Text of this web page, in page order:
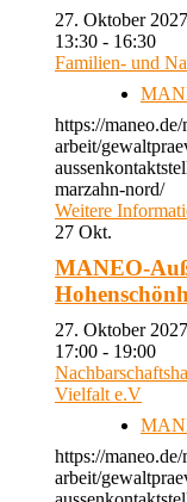
27. Oktober
13:30 - 16:30
Familien- und
https://maneo.de/
arbeit/
marzahn-nord/
Weitere
27 Okt.
MANEO-
27. Oktober
17:00 - 19:00
Vielfalt e.V
https://maneo.de/
arbeit/